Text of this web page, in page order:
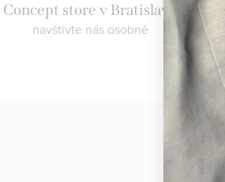
Concept store v Bratislavě
navštivte nás osobně